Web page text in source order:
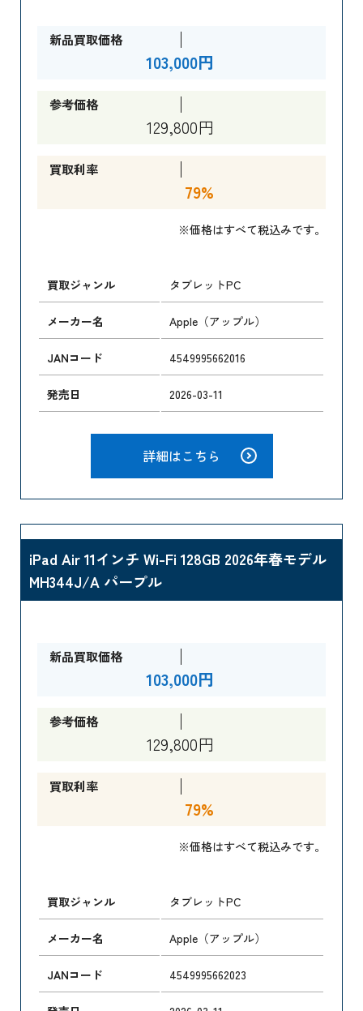
新品買取価格
103,000円
参考価格
129,800円
買取利率
79%
※価格はすべて税込みです。
買取ジャンル タブレットPC
メーカー名 Apple（アップル）
JANコード 4549995662016
発売日 2026-03-11
詳細はこちら
iPad Air 11インチ Wi-Fi 128GB 2026年春モデル
MH344J/A パープル
新品買取価格
103,000円
参考価格
129,800円
買取利率
79%
※価格はすべて税込みです。
買取ジャンル タブレットPC
メーカー名 Apple（アップル）
JANコード 4549995662023